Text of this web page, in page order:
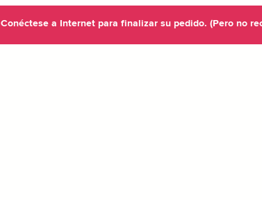
Conéctese a Internet para finalizar su pedido. (Pero no